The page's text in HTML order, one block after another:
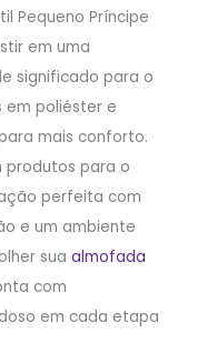
Pequeno Príncipe
em uma
significado para o
em poliéster e
mais conforto.
produtos para o
perfeita com
e um ambiente
sua almofada
com
em cada etapa